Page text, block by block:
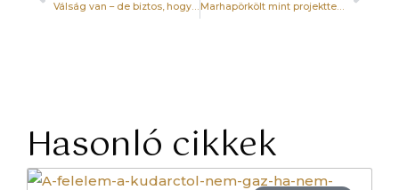
Válság van – de biztos, hogy a külvilág a bajod? Marhapörkölt mint projektterv – így ég le a cégedben minden
Hasonló cikkek